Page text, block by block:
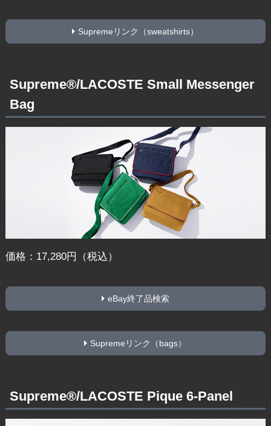
Supremeリンク（sweatshirts）
Supreme®/LACOSTE Small Messenger
Bag
価格：17,280円（税込）
eBay終了品検索
Supremeリンク（bags）
Supreme®/LACOSTE Pique 6-Panel